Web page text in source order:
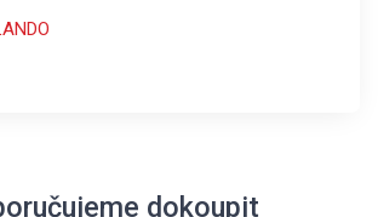
dokoupit